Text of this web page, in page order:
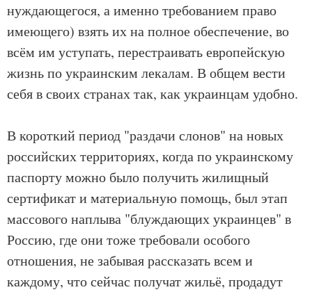
нуждающегося, а именно требованием право
имеющего) взять их на полное обеспечение, во
всём им уступать, перестраивать европейскую
жизнь по украинским лекалам. В общем вести
себя в своих странах так, как украинцам удобно.
В короткий период "раздачи слонов" на новых
российских территориях, когда по украинскому
паспорту можно было получить жилищный
сертификат и материальную помощь, был этап
массового наплыва "блуждающих украинцев" в
Россию, где они тоже требовали особого
отношения, не забывая рассказать всем и
каждому, что сейчас получат жильё, продадут